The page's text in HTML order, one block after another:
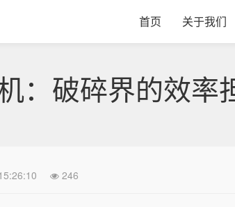
首页 关于我们
：破碎界的效率
246